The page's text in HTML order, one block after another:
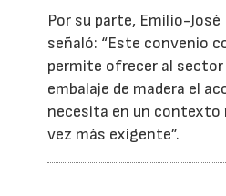
Por su parte, Emilio-José
señaló: “Este convenio
permite ofrecer al sector
embalaje de madera el
necesita en un contexto
vez más exigente”.